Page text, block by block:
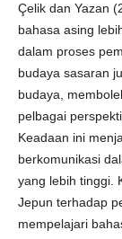
Çelik dan Yazan
bahasa asing
dalam proses
budaya sasaran
budaya,
pelbagai
Keadaan ini
berkomunikasi
yang lebih tinggi.
Jepun terhadap
mempelajari